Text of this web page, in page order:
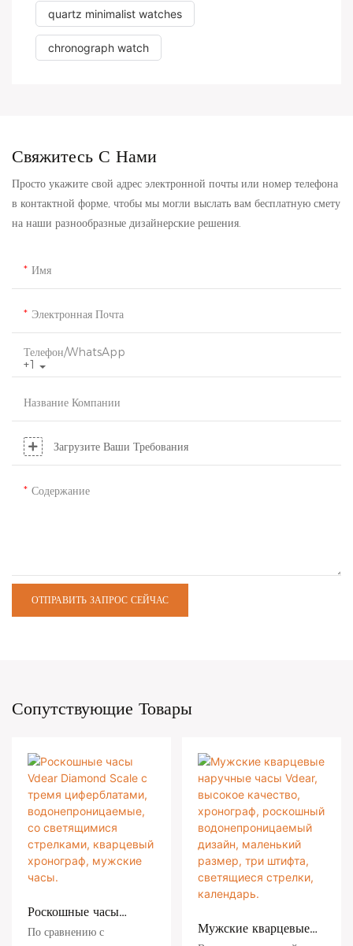
quartz minimalist watches
chronograph watch
Свяжитесь С Нами
Просто укажите свой адрес электронной почты или номер телефона
в контактной форме, чтобы мы могли выслать вам бесплатную смету
на наши разнообразные дизайнерские решения.
Имя
Электронная Почта
+1
Телефон/WhatsApp
Название Компании
Загрузите Ваши Требования
Содержание
ОТПРАВИТЬ ЗАПРОС СЕЙЧАС
Сопутствующие Товары
Роскошные часы
Vdear Diamond
По сравнению с
Мужские кварцевые